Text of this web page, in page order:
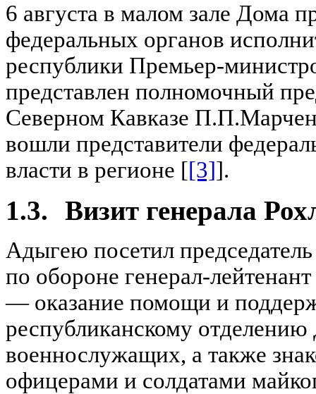
6 августа в малом зале Дома
федеральных органов
республики Премьер-
представлен полномочный
Северном Кавказе
вошли представители
власти в регионе [[3]].
1.3. Визит генерала
Адыгею посетил
по обороне генерал-
— оказание помощи и
республиканскому
военнослужащих, а также
офицерами и солдатами